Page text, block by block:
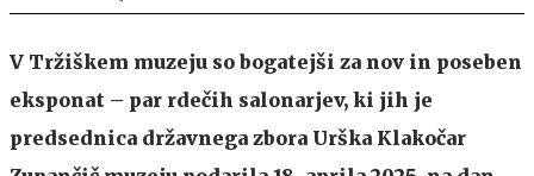
V Tržiškem muzeju so bogatejši za nov in poseben
eksponat – par rdečih salonarjev, ki jih je
predsednica državnega zbora Urška Klakočar